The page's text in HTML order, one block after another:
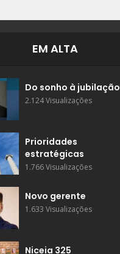
EM ALTA
Do sonho à jubilação
2.124 Visualizações
Prioridades
estratégicas
1.766 Visualizações
Novo gerente
1.633 Visualizações
Niceia 325